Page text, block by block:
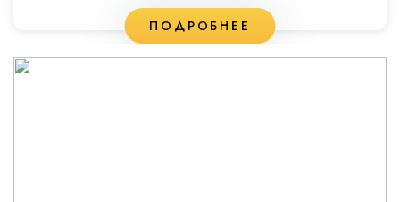
ПОДРОБНЕЕ